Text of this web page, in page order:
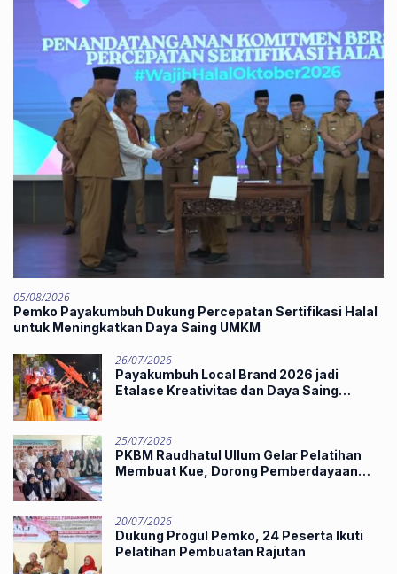
05/08/2026
Pemko Payakumbuh Dukung Percepatan Sertifikasi Halal
untuk Meningkatkan Daya Saing UMKM
26/07/2026
Payakumbuh Local Brand 2026 jadi
Etalase Kreativitas dan Daya Saing
25/07/2026
PKBM Raudhatul Ullum Gelar Pelatihan
Membuat Kue, Dorong Pemberdayaan
20/07/2026
Dukung Progul Pemko, 24 Peserta Ikuti
Pelatihan Pembuatan Rajutan